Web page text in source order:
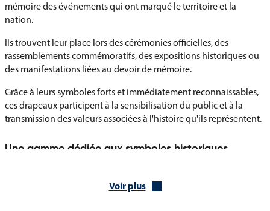
mémoire des événements qui ont marqué le territoire et la
nation.
Ils trouvent leur place lors des cérémonies officielles, des
rassemblements commémoratifs, des expositions historiques ou
des manifestations liées au devoir de mémoire.
Grâce à leurs symboles forts et immédiatement reconnaissables,
ces drapeaux participent à la sensibilisation du public et à la
transmission des valeurs associées à l'histoire qu'ils représentent.
Une gamme dédiée aux symboles historiques
Drapeau Moselle DéracinéeVoir plus